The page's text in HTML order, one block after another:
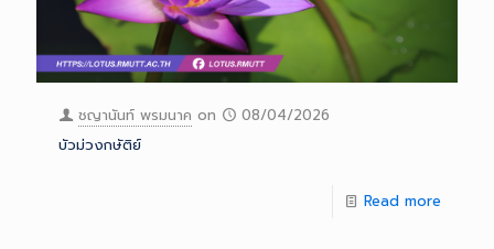
ชญานันท์ พรมนาค on
08/04/2026
บัวม่วงกษัติย์
Read more